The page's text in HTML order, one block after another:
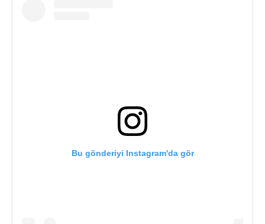
Bu gönderiyi Instagram'da gör